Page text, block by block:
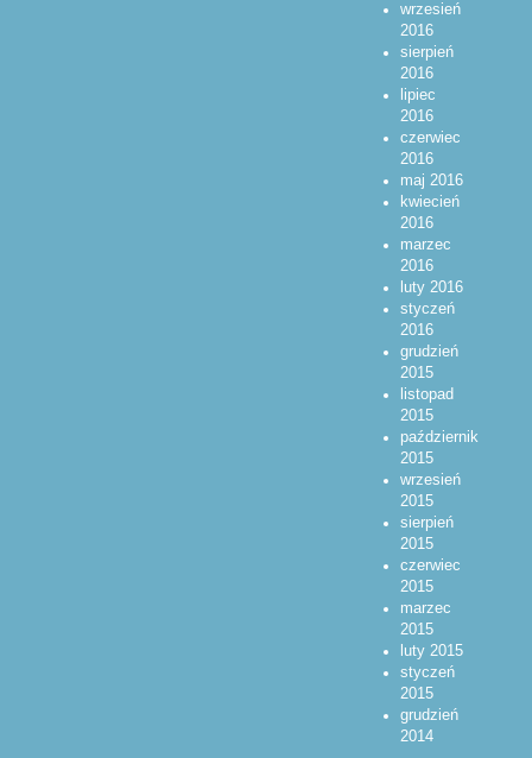
wrzesień
2016
sierpień
2016
lipiec
2016
czerwiec
2016
maj 2016
kwiecień
2016
marzec
2016
luty 2016
styczeń
2016
grudzień
2015
listopad
2015
październik
2015
wrzesień
2015
sierpień
2015
czerwiec
2015
marzec
2015
luty 2015
styczeń
2015
grudzień
2014